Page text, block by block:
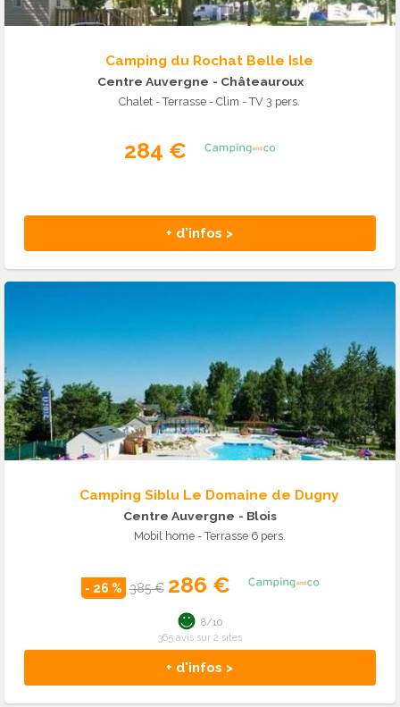
Camping du Rochat Belle Isle
Centre Auvergne - Châteauroux
Chalet - Terrasse - Clim - TV 3 pers.
284 €
+ d'infos >
Camping Siblu Le Domaine de Dugny
Centre Auvergne - Blois
Mobil home - Terrasse 6 pers.
- 26 % 385 € 286 €
+ d'infos >
8/10
365 avis sur 2 sites